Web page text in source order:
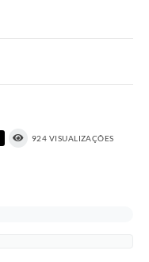
924 VISUALIZAÇÕES